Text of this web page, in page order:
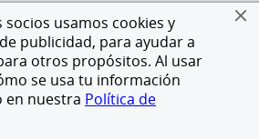
usamos cookies y
publicidad, para ayudar a
otros propósitos. Al usar
se usa tu información
en nuestra Política de